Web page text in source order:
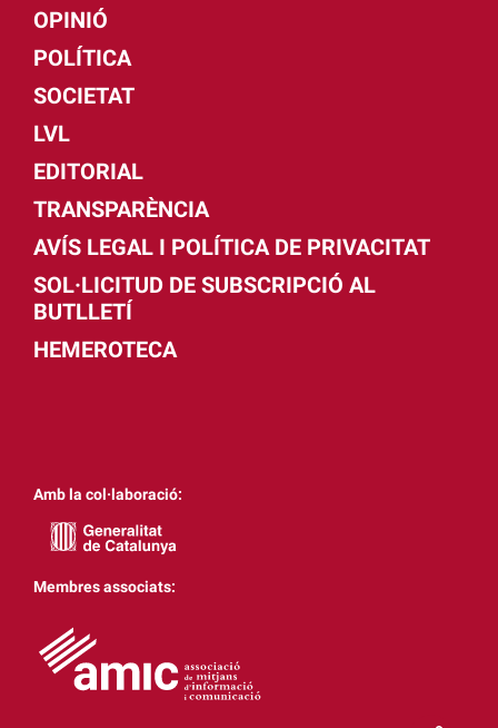
OPINIÓ
POLÍTICA
SOCIETAT
LVL
EDITORIAL
TRANSPARÈNCIA
AVÍS LEGAL I POLÍTICA DE PRIVACITAT
SOL·LICITUD DE SUBSCRIPCIÓ AL
BUTLLETÍ
HEMEROTECA
Amb la col·laboració:
Membres associats: